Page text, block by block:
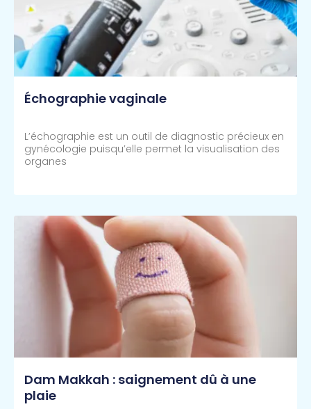
Échographie vaginale
L’échographie est un outil de diagnostic précieux en
gynécologie puisqu’elle permet la visualisation des
organes
Dam Makkah : saignement dû à une
plaie